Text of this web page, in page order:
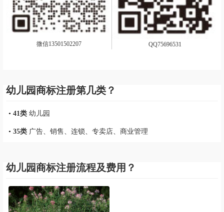
微信13501502207 QQ75696531
幼儿园商标注册第几类？
• 41类 幼儿园
• 35类 广告、销售、连锁、专卖店、商业管理
幼儿园商标注册流程及费用？